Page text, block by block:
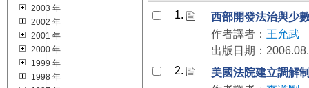
2003 年
2002 年
2001 年
2000 年
1999 年
1998 年
1.
西部開發法治與少
作者譯者： 王允武
出版日期：
2.
美國法院建立調解